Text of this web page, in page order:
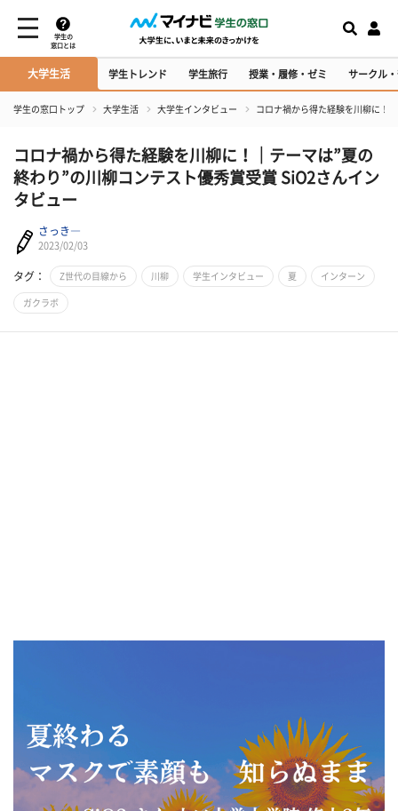
学生の
窓口とは
大学生活 学生トレンド 学生旅行 授業・履修・ゼミ サークル
学生の窓口トップ 大学生活 大学生インタビュー コロナ禍から得た経験を川柳に！
コロナ禍から得た経験を川柳に！｜テーマは”夏の
終わり”の川柳コンテスト優秀賞受賞 SiO2さんイン
タビュー
さっき―
2023/02/03
タグ： Z世代の目線から 川柳 学生インタビュー 夏 インターン
ガクラボ